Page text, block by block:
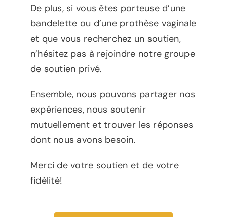
De plus, si vous êtes porteuse d’une
bandelette ou d’une prothèse vaginale
et que vous recherchez un soutien,
n’hésitez pas à rejoindre notre groupe
de soutien privé.
Ensemble, nous pouvons partager nos
expériences, nous soutenir
mutuellement et trouver les réponses
dont nous avons besoin.
Merci de votre soutien et de votre
fidélité!